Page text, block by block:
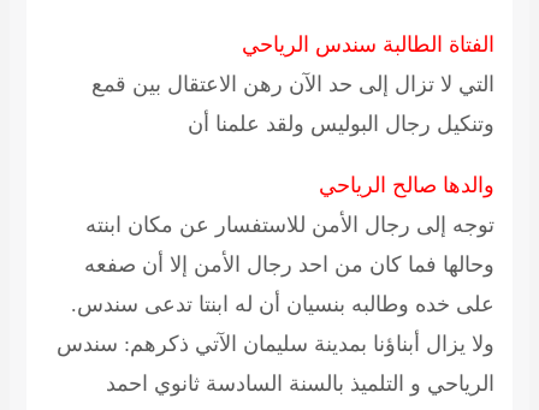
الفتاة الطالبة سندس الرياحي
التي لا تزال إلى حد الآن رهن الاعتقال بين قمع
وتنكيل رجال البوليس ولقد علمنا أن
والدها صالح الرياحي
توجه إلى رجال الأمن للاستفسار عن مكان ابنته
وحالها فما كان من احد رجال الأمن إلا أن صفعه
على خده وطالبه بنسيان أن له ابنتا تدعى سندس.
ولا يزال أبناؤنا بمدينة سليمان الآتي ذكرهم: سندس
الرياحي و التلميذ بالسنة السادسة ثانوي احمد